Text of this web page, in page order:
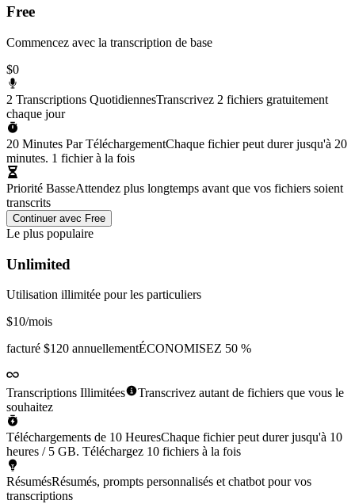
Free
Commencez avec la transcription de base
$0
2 Transcriptions QuotidiennesTranscrivez 2 fichiers gratuitement
chaque jour
20 Minutes Par TéléchargementChaque fichier peut durer jusqu'à 20
minutes. 1 fichier à la fois
Priorité BasseAttendez plus longtemps avant que vos fichiers soient
transcrits
Continuer avec Free
Le plus populaire
Unlimited
Utilisation illimitée pour les particuliers
$10/mois
facturé $120 annuellementÉCONOMISEZ 50 %
Transcriptions Illimitées
Transcrivez autant de fichiers que vous le
souhaitez
Téléchargements de 10 HeuresChaque fichier peut durer jusqu'à 10
heures / 5 GB. Téléchargez 10 fichiers à la fois
RésumésRésumés, prompts personnalisés et chatbot pour vos
transcriptions